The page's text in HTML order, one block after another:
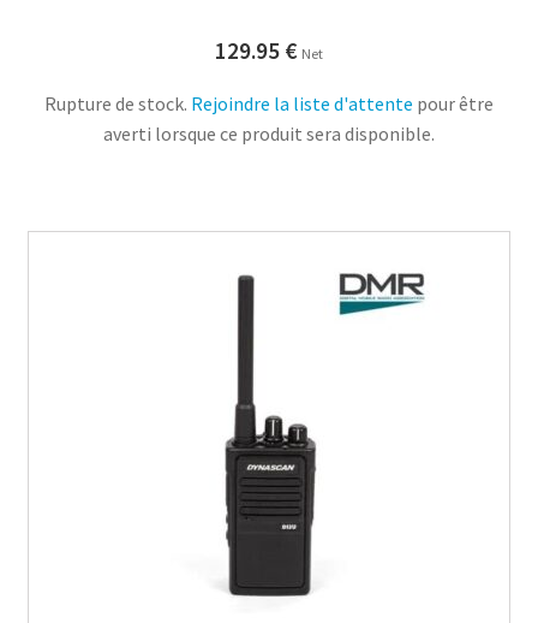
129.95 € Net
Rupture de stock. Rejoindre la liste d'attente pour être
averti lorsque ce produit sera disponible.